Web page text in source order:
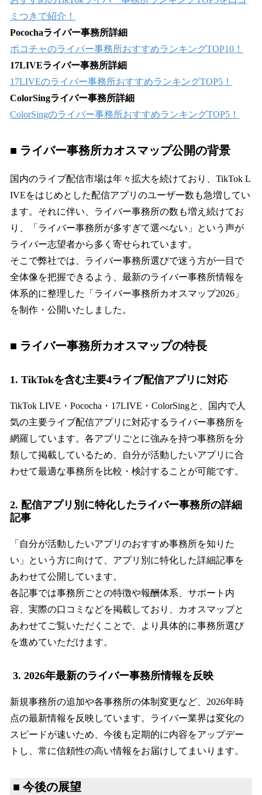
ミつきで紹介！
Pocochaライバー事務所詳細
ポコチャのライバー事務所おすすめランキングTOP10！
17LIVEライバー事務所詳細
17LIVEのライバー事務所おすすめランキングTOP5！
ColorSingライバー事務所詳細
ColorSingのライバー事務所おすすめランキングTOP5！
■ ライバー事務所カオスマップ公開の背景
国内のライブ配信市場は年々拡大を続けており、TikTok L
IVEをはじめとした配信アプリのユーザー数も急増してい
ます。それに伴い、ライバー事務所の数も増え続けてお
り、「ライバー事務所が多すぎて選べない」という声が
ライバー志望者から多く寄せられています。
そこで弊社では、ライバー事務所選びで迷う方が一目で
全体像を把握できるよう、最新のライバー事務所情報を
体系的に整理した「ライバー事務所カオスマップ2026」
を制作・公開いたしました。
■ ライバー事務所カオスマップの特長
1. TikTokを含む主要4ライブ配信アプリに対応
TikTok LIVE・Pococha・17LIVE・ColorSingと、国内で人
気の主要ライブ配信アプリに対応するライバー事務所を
網羅しています。各アプリごとに強みを持つ事務所を分
類して掲載しているため、自分が活動したいアプリに合
わせて最適な事務所を比較・検討することが可能です。
2. 配信アプリ別に特化したライバー事務所の詳細
記事
「自分が活動したいアプリのおすすめ事務所を知りた
い」という方に向けて、アプリ別に特化した詳細記事を
あわせて公開しています。
各記事では事務所ごとの特徴や報酬体系、サポート内
容、実際の口コミなどを掲載しており、カオスマップと
あわせてご覧いただくことで、より具体的に事務所選び
を進めていただけます。
3. 2026年最新のライバー事務所情報を反映
新規事務所の追加や各事務所の体制変更など、2026年時
点の最新情報を反映しています。ライバー業界は変化の
スピードが速いため、今後も定期的に内容をアップデー
トし、常に信頼性の高い情報をお届けしてまいります。
■ 今後の展望